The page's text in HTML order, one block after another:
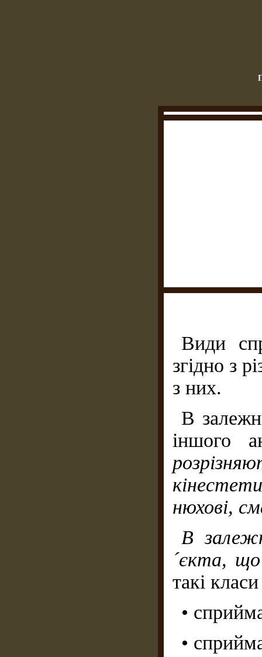
Види
згідно з
з них.
В
іншого
нюхові,
В
´єкта,
такі
•
•